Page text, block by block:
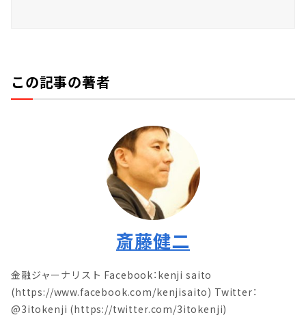
この記事の著者
斎藤健二
金融ジャーナリスト Facebook：kenji saito
(https://www.facebook.com/kenjisaito) Twitter：
@3itokenji (https://twitter.com/3itokenji)